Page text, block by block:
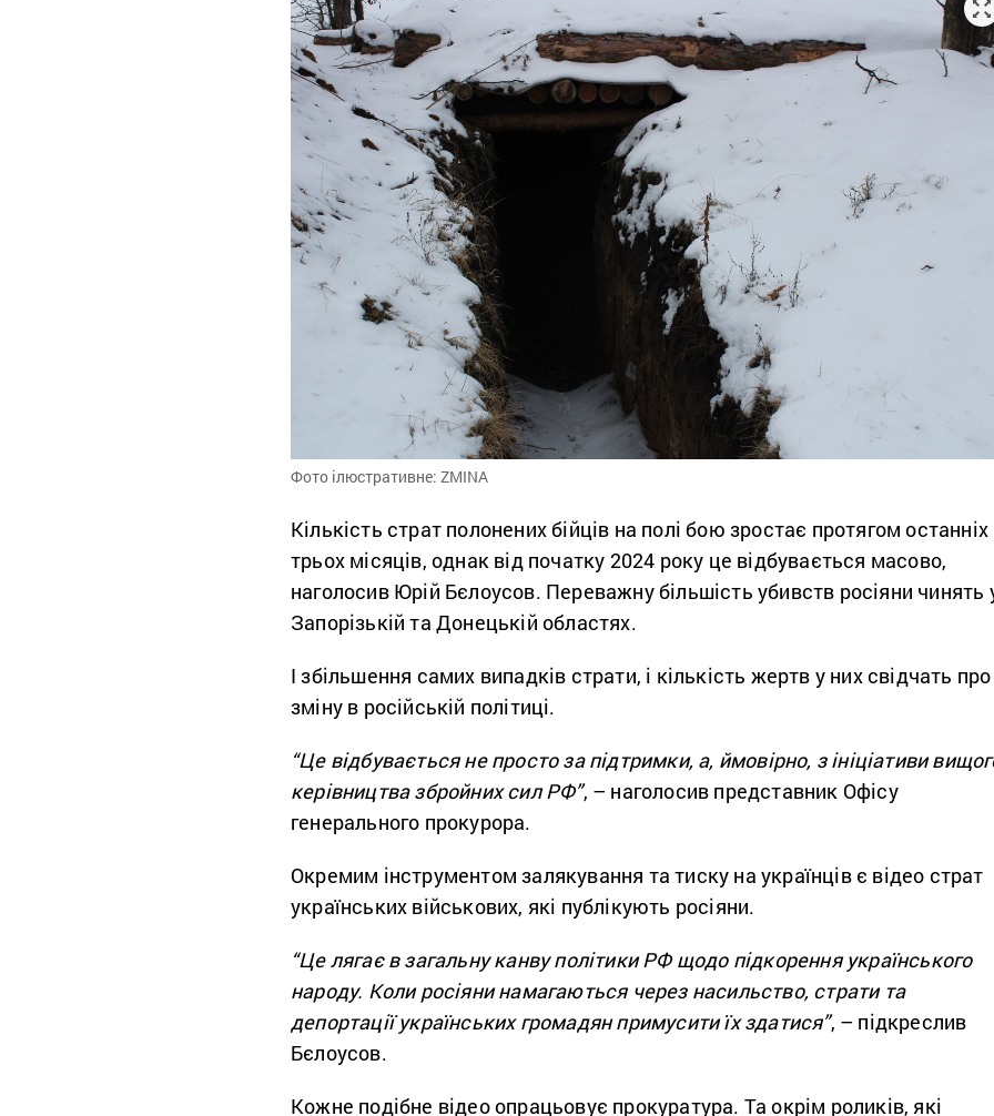
Фото ілюстративне: ZMINA
Кількість страт полонених бійців на полі бою зростає протягом останніх
трьох місяців, однак від початку 2024 року це відбувається масово,
наголосив Юрій Бєлоусов. Переважну більшість убивств росіяни чинять
Запорізькій та Донецькій областях.
І збільшення самих випадків страти, і кількість жертв у них свідчать про
зміну в російській політиці.
“Це відбувається не просто за підтримки, а, ймовірно, з ініціативи
керівництва збройних сил РФ”, – наголосив представник Офісу
генерального прокурора.
Окремим інструментом залякування та тиску на українців є відео страт
українських військових, які публікують росіяни.
“Це лягає в загальну канву політики РФ щодо підкорення українського
народу. Коли росіяни намагаються через насильство, страти та
депортації українських громадян примусити їх здатися”, – підкреслив
Бєлоусов.
Кожне подібне відео опрацьовує прокуратура. Та окрім роликів, які